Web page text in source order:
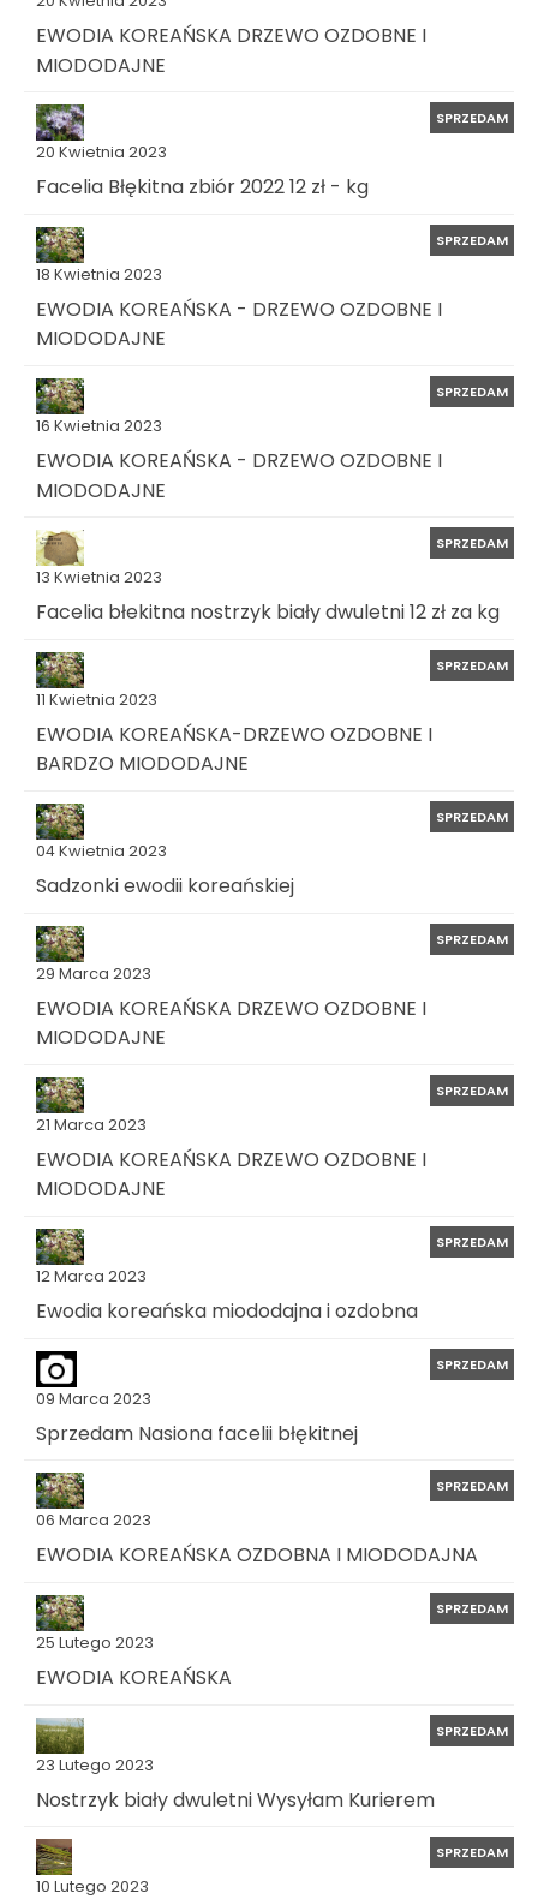
EWODIA KOREAŃSKA DRZEWO OZDOBNE I
MIODODAJNE
20 Kwietnia 2023
SPRZEDAM
Facelia Błękitna zbiór 2022 12 zł - kg
18 Kwietnia 2023
SPRZEDAM
EWODIA KOREAŃSKA - DRZEWO OZDOBNE I
MIODODAJNE
16 Kwietnia 2023
SPRZEDAM
EWODIA KOREAŃSKA - DRZEWO OZDOBNE I
MIODODAJNE
13 Kwietnia 2023
SPRZEDAM
Facelia błekitna nostrzyk biały dwuletni 12 zł za kg
11 Kwietnia 2023
SPRZEDAM
EWODIA KOREAŃSKA-DRZEWO OZDOBNE I
BARDZO MIODODAJNE
04 Kwietnia 2023
SPRZEDAM
Sadzonki ewodii koreańskiej
29 Marca 2023
SPRZEDAM
EWODIA KOREAŃSKA DRZEWO OZDOBNE I
MIODODAJNE
21 Marca 2023
SPRZEDAM
EWODIA KOREAŃSKA DRZEWO OZDOBNE I
MIODODAJNE
12 Marca 2023
SPRZEDAM
Ewodia koreańska miododajna i ozdobna
09 Marca 2023
SPRZEDAM
Sprzedam Nasiona facelii błękitnej
06 Marca 2023
SPRZEDAM
EWODIA KOREAŃSKA OZDOBNA I MIODODAJNA
25 Lutego 2023
SPRZEDAM
EWODIA KOREAŃSKA
23 Lutego 2023
SPRZEDAM
Nostrzyk biały dwuletni Wysyłam Kurierem
10 Lutego 2023
SPRZEDAM